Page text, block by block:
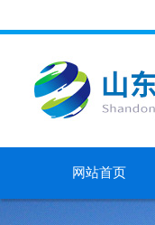
网站首页